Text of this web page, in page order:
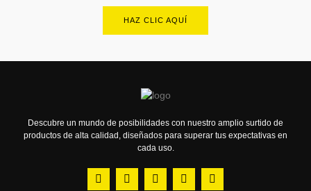
HAZ CLIC AQUÍ
Descubre un mundo de posibilidades con nuestro amplio surtido de
productos de alta calidad, diseñados para superar tus expectativas en
cada uso.